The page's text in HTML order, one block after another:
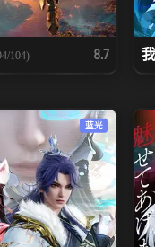
104) 8.7
蓝光